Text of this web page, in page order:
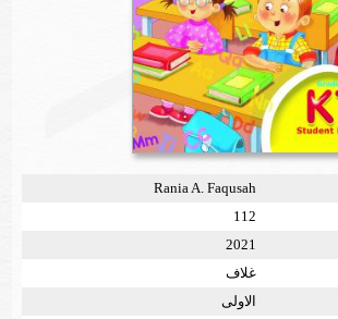
Rania A. Faqusah
112
2021
غلاف
الاولى